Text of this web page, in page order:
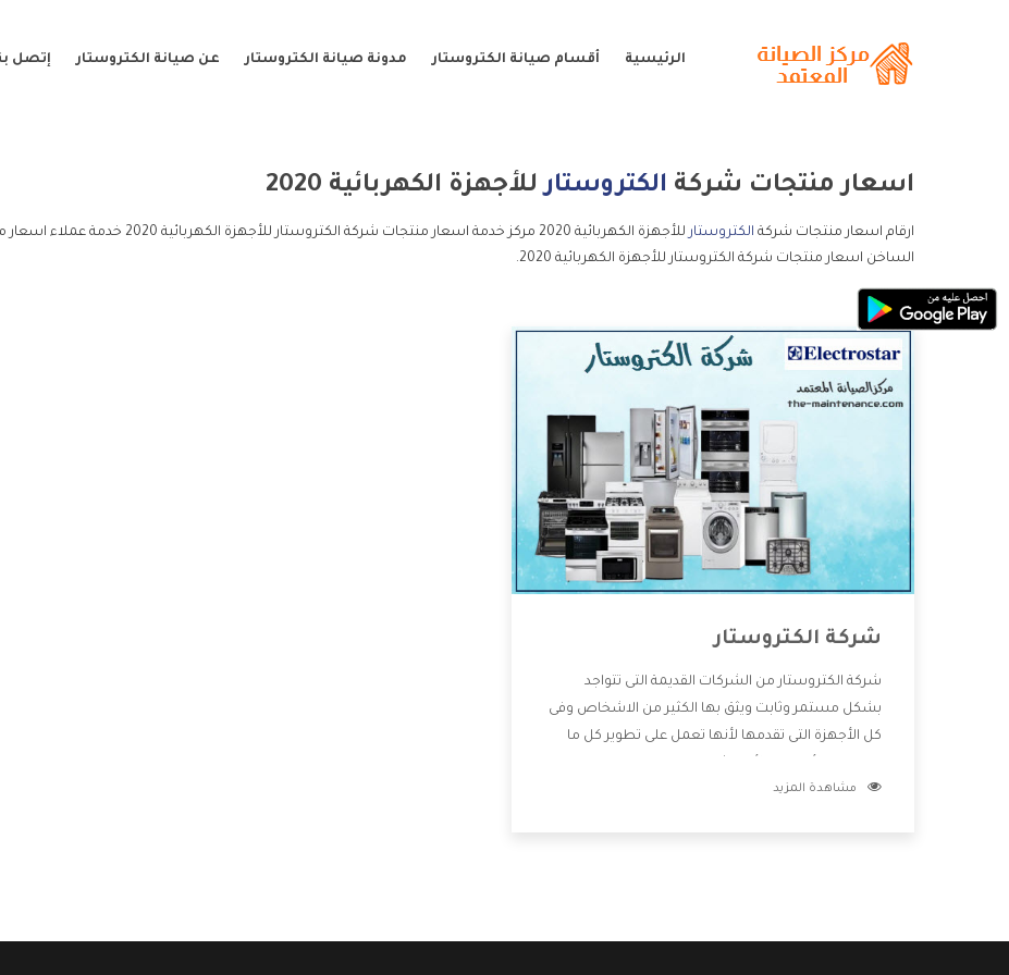
الرئيسية أقسام صيانة الكتروستار مدونة صيانة الكتروستار عن صيانة الكتروستار إتصل
اسعار منتجات شركة الكتروستارللأجهزة الكهربائية 2020
ارقام اسعار منتجات شركة الكتروستار
الساخن اسعار منتجات شركة الكتروستار للأجهزة الكهربائية 2020.
شركة الكتروستار
شركة الكتروستار من الشركات القديمة التى تتواجد
بشكل مستمر وثابت ويثق بها الكثير من الاشخاص وفى
كل الأجهزة التى تقدمها لأنها تعمل على تطوير كل ما
أفضل خدمات ما بعد البيع مع المنتجات وتقدم للعملاء
مشاهدة المزيد